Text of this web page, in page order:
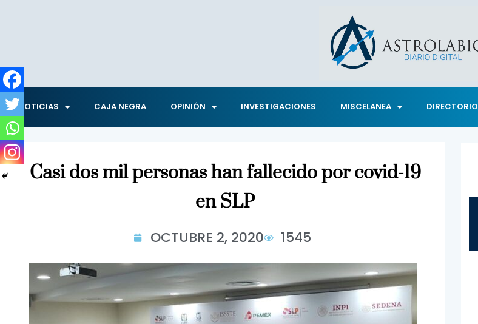
NOTICIAS CAJA NEGRA OPINIÓN INVESTIGACIONES MISCELANEA DIRECTORIO
Casi dos mil personas han fallecido por covid-19
en SLP
OCTUBRE 2, 2020 1545